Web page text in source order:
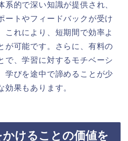
的で深い知識が提供され、
ートやフィードバックが受け
これにより、短期間で効率よ
が可能です。さらに、有料の
で、学習に対するモチベーシ
学びを途中で諦めることが少
効果もあります。
けることの価値を